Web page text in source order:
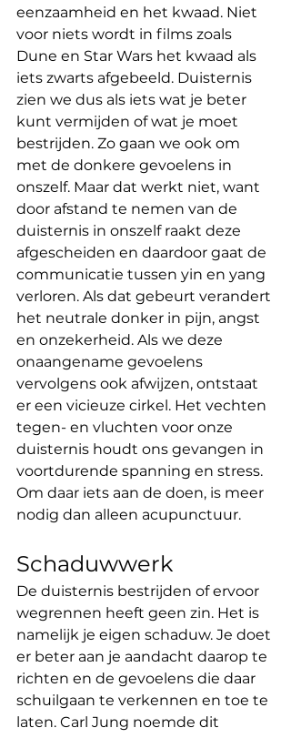
eenzaamheid en het kwaad. Niet
voor niets wordt in films zoals
Dune en Star Wars het kwaad als
iets zwarts afgebeeld. Duisternis
zien we dus als iets wat je beter
kunt vermijden of wat je moet
bestrijden. Zo gaan we ook om
met de donkere gevoelens in
onszelf. Maar dat werkt niet, want
door afstand te nemen van de
duisternis in onszelf raakt deze
afgescheiden en daardoor gaat de
communicatie tussen yin en yang
verloren. Als dat gebeurt verandert
het neutrale donker in pijn, angst
en onzekerheid. Als we deze
onaangename gevoelens
vervolgens ook afwijzen, ontstaat
er een vicieuze cirkel. Het vechten
tegen- en vluchten voor onze
duisternis houdt ons gevangen in
voortdurende spanning en stress.
Om daar iets aan de doen, is meer
nodig dan alleen acupunctuur.
Schaduwwerk
De duisternis bestrijden of ervoor
wegrennen heeft geen zin. Het is
namelijk je eigen schaduw. Je doet
er beter aan je aandacht daarop te
richten en de gevoelens die daar
schuilgaan te verkennen en toe te
laten. Carl Jung noemde dit